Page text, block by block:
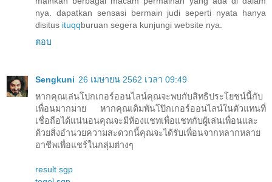
nya. dapatkan sensasi bermain judi seperti nyata hanya
disitus ituqqburuan segera kunjungi website nya.
ตอบ
Sengkuni 26 เมษายน 2562 เวลา 09:49
หากคุณเล่นโปกเกอร์ออนไลน์คุณจะพบกับสิทธิประโยชน์นี้กับ
เพื่อนมากมาย หากคุณเดิมพันโป๊กเกอร์ออนไลน์ในตัวแทนที่
เชื่อถือได้แน่นอนคุณจะมีห้องแชทเพื่อแชทกับผู้เล่นเพื่อนและ
ด้วยสิ่งอำนวยความสะดวกนี้คุณจะได้รับเพื่อนจากหลากหลาย
อาชีพเพื่อแชร์ในกลุ่มต่างๆ
result sgp